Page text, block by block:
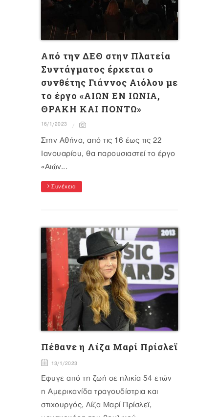
Από την ΔΕΘ στην Πλατεία
Συντάγματoς έρχεται ο
συνθέτης Γιάννος Αιόλου με
το έργο «ΑΙΩΝ ΕΝ ΙΩΝΙΑ,
ΘΡΑΚΗ ΚΑΙ ΠΟΝΤΩ»
16/1/2023
Στην Αθήνα, από τις 16 έως τις 22
Ιανουαρίου, θα παρουσιαστεί το έργο
«Αιών...
Συνέχεια
Πέθανε η Λίζα Μαρί Πρίσλεϊ
13/1/2023
Έφυγε από τη ζωή σε ηλικία 54 ετών
η Αμερικανίδα τραγουδίστρια και
στιχουργός, Λίζα Μαρί Πρίσλεϊ,